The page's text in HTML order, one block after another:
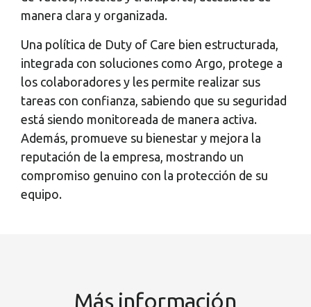
manera clara y organizada.
Una política de Duty of Care bien estructurada,
integrada con soluciones como Argo, protege a
los colaboradores y les permite realizar sus
tareas con confianza, sabiendo que su seguridad
está siendo monitoreada de manera activa.
Además, promueve su bienestar y mejora la
reputación de la empresa, mostrando un
compromiso genuino con la protección de su
equipo.
Más información